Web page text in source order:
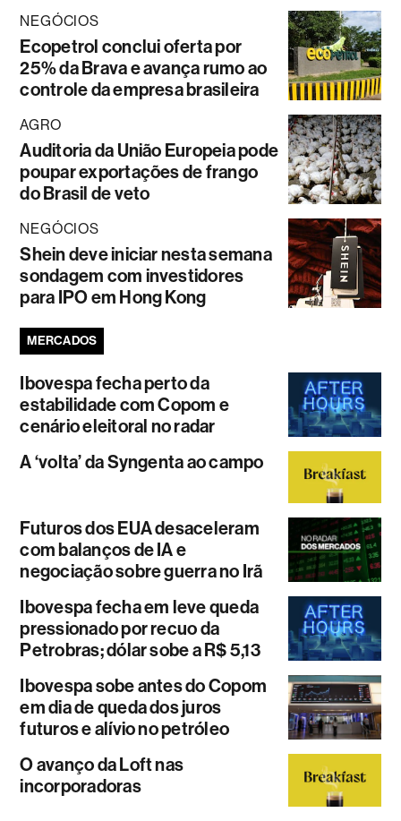
NEGÓCIOS
Ecopetrol conclui oferta por
25% da Brava e avança rumo ao
controle da empresa brasileira
AGRO
Auditoria da União Europeia pode
poupar exportações de frango
do Brasil de veto
NEGÓCIOS
Shein deve iniciar nesta semana
sondagem com investidores
para IPO em Hong Kong
MERCADOS
Ibovespa fecha perto da
estabilidade com Copom e
cenário eleitoral no radar
A ‘volta’ da Syngenta ao campo
Futuros dos EUA desaceleram
com balanços de IA e
negociação sobre guerra no Irã
Ibovespa fecha em leve queda
pressionado por recuo da
Petrobras; dólar sobe a R$ 5,13
Ibovespa sobe antes do Copom
em dia de queda dos juros
futuros e alívio no petróleo
O avanço da Loft nas
incorporadoras